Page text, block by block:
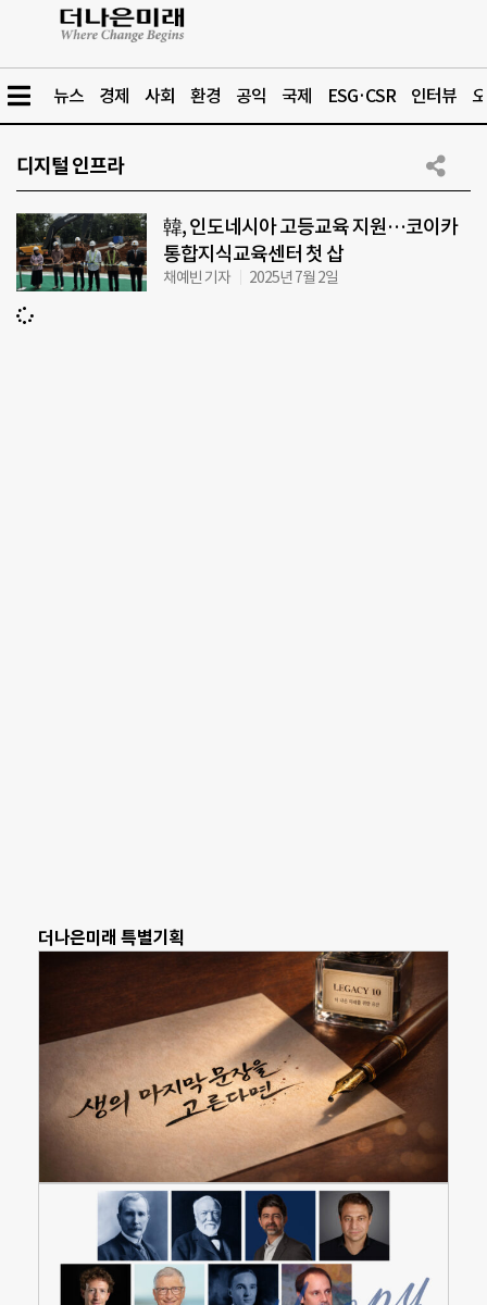
뉴스 경제 사회 환경 공익 국제 ESG·CSR 인터뷰
디지털 인프라
韓, 인도네시아 고등교육 지원…코이카
통합지식교육센터 첫 삽
채예빈 기자 2025년 7월 2일
더나은미래 특별기획